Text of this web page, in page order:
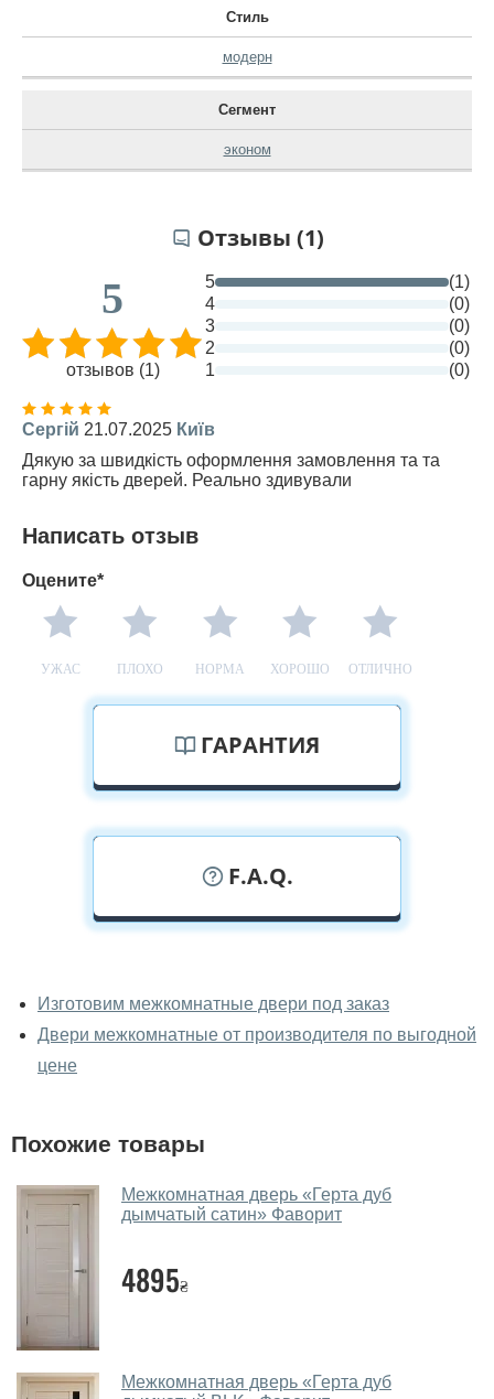
Стиль
модерн
Сегмент
эконом
Отзывы (1)
5
отзывов (1)
5
(1)
4
(0)
3
(0)
2
(0)
1
(0)
Сергій 21.07.2025 Київ
Дякую за швидкість оформлення замовлення та та
гарну якість дверей. Реально здивували
Написать отзыв
Оцените*
УЖАС ПЛОХО НОРМА ХОРОШО ОТЛИЧНО
ГАРАНТИЯ
F.A.Q.
межкомнатные двери фаворит
вживую?
Да, можно посмотреть межкомнатные двери фаворит
дверей.
межкомнатные двери фаворит?
Да. Мы консультируем покупателей
через мессенджеры, онлайн чат или непосредственно
Изготовим межкомнатные двери под заказ
Двери межкомнатные от производителя по выгодной
цене
Похожие товары
Межкомнатная дверь «Герта дуб
дымчатый сатин» Фаворит
4895₴
Межкомнатная дверь «Герта дуб